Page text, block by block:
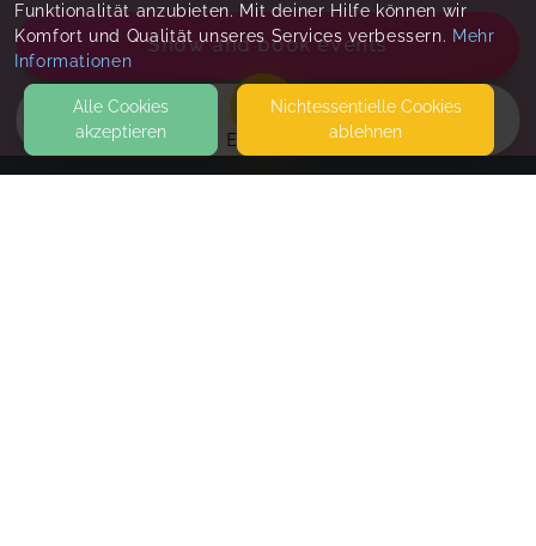
EVENTS
Show and book events
Funktionalität anzubieten. Mit deiner Hilfe können wir
Komfort und Qualität unseres Services verbessern. Mehr
Informationen
Alle Cookies
akzeptieren
Nicht­essentielle Cookies
ablehnen